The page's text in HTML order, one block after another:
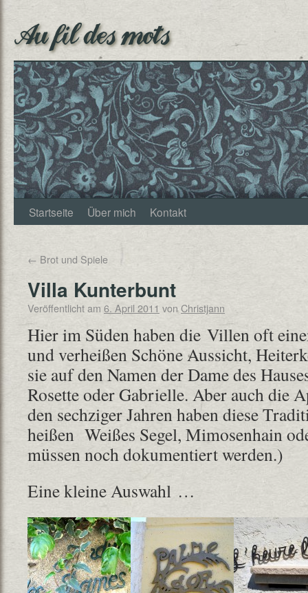
Au fil des mots
Startseite Über mich Kontakt
← Brot und Spiele
Villa Kunterbunt
Veröffentlicht am 6. April 2011 vonChristjann
Hier im Süden haben die Villen oft
und verheißen Schöne Aussicht,
sie auf den Namen der Dame des
Rosette oder Gabrielle. Aber auch die
den sechziger Jahren haben diese
heißen Weißes Segel, Mimosenhain
müssen noch dokumentiert werden.)
Eine kleine Auswahl …